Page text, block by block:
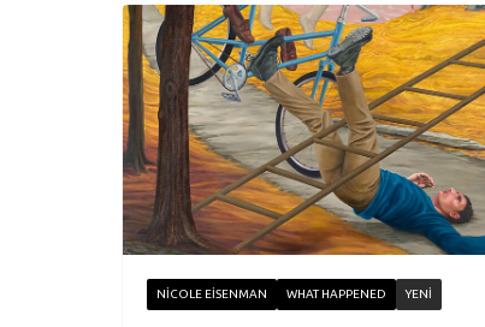
NICOLE EISENMAN WHAT HAPPENED YENI